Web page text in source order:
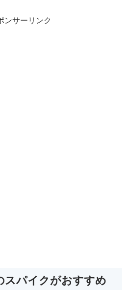
ンサーリンク
スパイクがおすすめ